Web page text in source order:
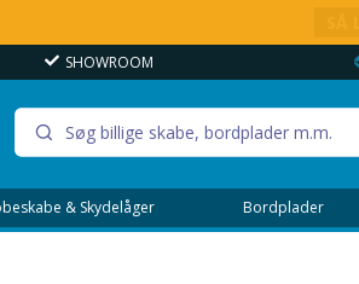
SHOWROOM
& Skydelåger Bordplader